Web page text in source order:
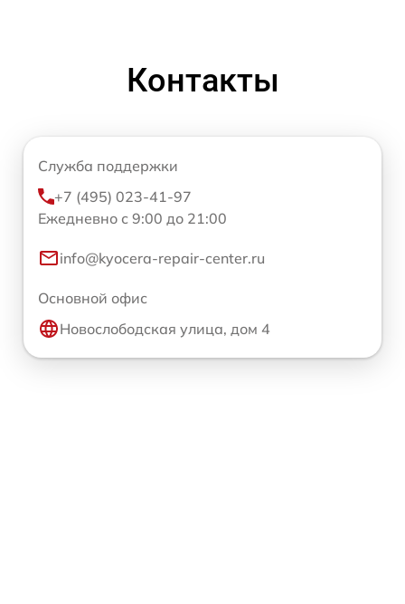
Контакты
Служба поддержки
+7 (495) 023-41-97
Ежедневно с 9:00 до 21:00
info@kyocera-repair-center.ru
Основной офис
Новослободская улица, дом 4